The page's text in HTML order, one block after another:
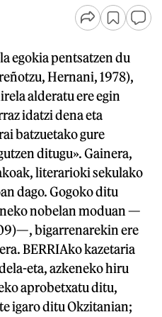
egokia pentsatzen du
Hernani, 1978),
alderatu ere egin
idatzi dena eta
batzuetako gure
ditugu». Gainera,
literarioki sekulako
dago. Gogoko ditu
nobelan moduan —
bigarrenarekin ere
BERRIAko kazetaria
eta, azkeneko hiru
aprobetxatu ditu,
igaro ditu Okzitanian;